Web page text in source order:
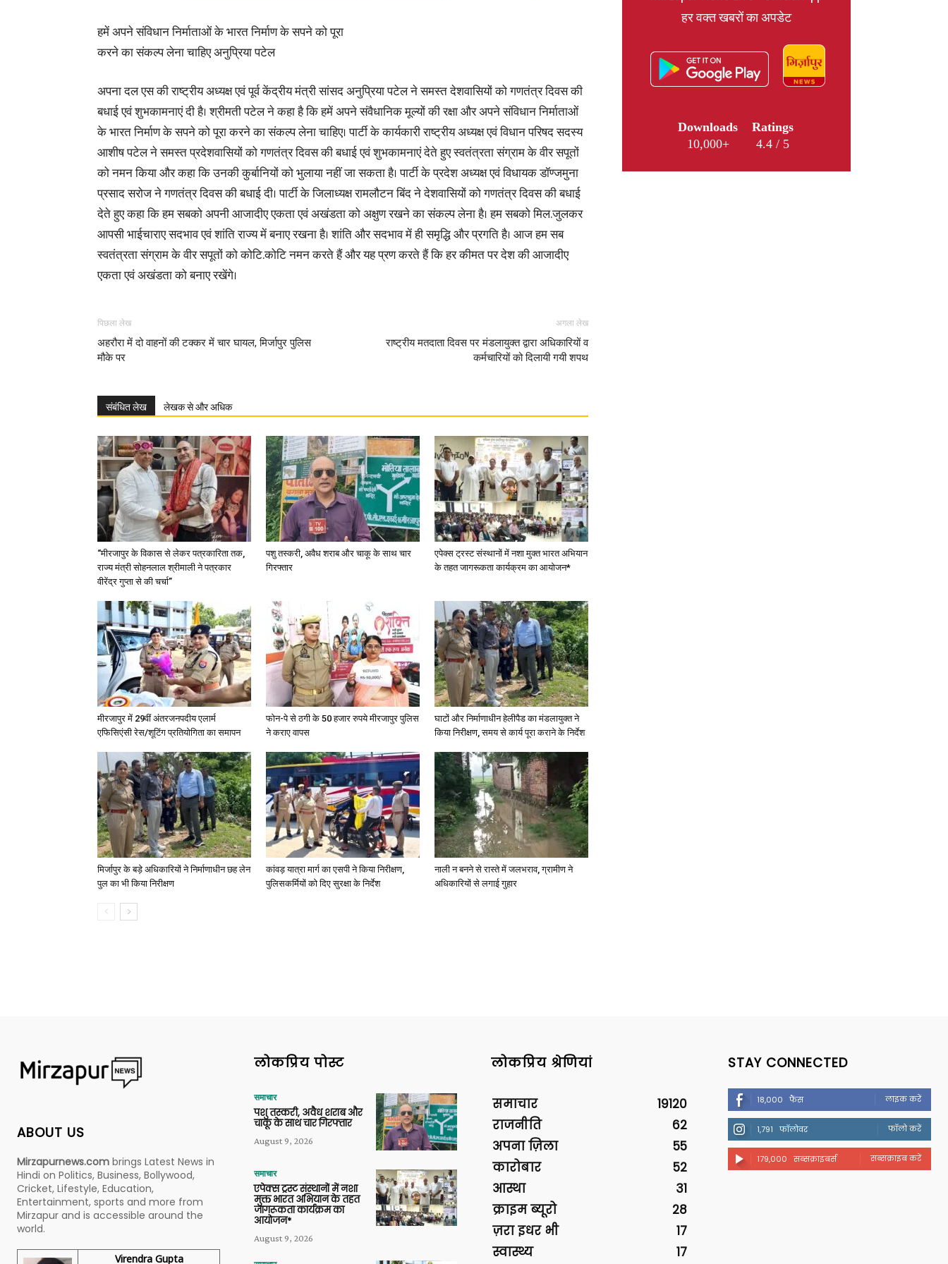
Latest
News
in
Hindi,
Today
Hindi
News
Paper
हमें अपने संविधान निर्माताओं के भारत निर्माण के सपने को पूरा
करने का संकल्प लेना चाहिए अनुप्रिया पटेल
अपना दल एस की राष्ट्रीय अध्यक्ष एवं पूर्व केंद्रीय मंत्री सांसद अनुप्रिया पटेल ने समस्त देशवासियों को गणतंत्र दिवस की
बधाई एवं शुभकामनाएं दी है। श्रीमती पटेल ने कहा है कि हमें अपने संवैधानिक मूल्यों की रक्षा और अपने संविधान निर्माताओं
के भारत निर्माण के सपने को पूरा करने का संकल्प लेना चाहिए। पार्टी के कार्यकारी राष्ट्रीय अध्यक्ष एवं विधान परिषद सदस्य
आशीष पटेल ने समस्त प्रदेशवासियों को गणतंत्र दिवस की बधाई एवं शुभकामनाएं देते हुए स्वतंत्रता संग्राम के वीर सपूतों
को नमन किया और कहा कि उनकी कुर्बानियों को भुलाया नहीं जा सकता है। पार्टी के प्रदेश अध्यक्ष एवं विधायक डॉण्जमुना
प्रसाद सरोज ने गणतंत्र दिवस की बधाई दी। पार्टी के जिलाध्यक्ष रामलौटन बिंद ने देशवासियों को गणतंत्र दिवस की बधाई
देते हुए कहा कि हम सबको अपनी आजादीए एकता एवं अखंडता को अक्षुण रखने का संकल्प लेना है। हम सबको मिल.जुलकर
आपसी भाईचाराए सदभाव एवं शांति राज्य में बनाए रखना है। शांति और सदभाव में ही समृद्धि और प्रगति है। आज हम सब
स्वतंत्रता संग्राम के वीर सपूतों को कोटि.कोटि नमन करते हैं और यह प्रण करते हैं कि हर कीमत पर देश की आजादीए
एकता एवं अखंडता को बनाए रखेंगे।
पिछला लेख
अहरौरा में दो वाहनों की टक्कर में चार घायल, मिर्जापुर पुलिस
मौके पर
अगला लेख
राष्ट्रीय मतदाता दिवस पर मंडलायुक्त द्वारा अधिकारियों व
कर्मचारियों को दिलायी गयी शपथ
संबंधित लेख लेखक से और अधिक
“मीरजापुर के विकास से लेकर पत्रकारिता तक,
राज्य मंत्री सोहनलाल श्रीमाली ने पत्रकार
वीरेंद्र गुप्ता से की चर्चा”
पशु तस्करी, अवैध शराब और चाकू के साथ चार
गिरफ्तार
एपेक्स ट्रस्ट संस्थानों में नशा मुक्त भारत अभियान
के तहत जागरूकता कार्यक्रम का आयोजन*
मीरजापुर में 29वीं अंतरजनपदीय एलार्म
एफिसिएंसी रेस/शूटिंग प्रतियोगिता का समापन
फोन-पे से ठगी के 50 हजार रुपये मीरजापुर पुलिस
ने कराए वापस
घाटों और निर्माणाधीन हेलीपैड का मंडलायुक्त ने
किया निरीक्षण, समय से कार्य पूरा कराने के निर्देश
मिर्जापुर के बड़े अधिकारियों ने निर्माणाधीन छह लेन
पुल का भी किया निरीक्षण
कांवड़ यात्रा मार्ग का एसपी ने किया निरीक्षण,
पुलिसकर्मियों को दिए सुरक्षा के निर्देश
नाली न बनने से रास्ते में जलभराव, ग्रामीण ने
अधिकारियों से लगाई गुहार
हर वक्त खबरों का अपडेट
Downloads
10,000+
Ratings
4.4 / 5
ABOUT US
Mirzapurnews.com brings Latest News in
Hindi on Politics, Business, Bollywood,
Cricket, Lifestyle, Education,
Entertainment, sports and more from
Mirzapur and is accessible around the
world.
Virendra Gupta
लोकप्रिय पोस्ट
समाचार
पशु तस्करी, अवैध शराब और
चाकू के साथ चार गिरफ्तार
August 9, 2026
समाचार
एपेक्स ट्रस्ट संस्थानों में नशा
मुक्त भारत अभियान के तहत
जागरूकता कार्यक्रम का
आयोजन*
August 9, 2026
लोकप्रिय श्रेणियां
समाचार
19120
राजनीति
62
अपना ज़िला
55
कारोबार
52
आस्था
31
क्राइम ब्यूरो
28
ज़रा इधर भी
17
स्वास्थ्य
17
STAY CONNECTED
18,000 फैंस लाइक करें
1,791 फॉलोवर फॉलो करें
179,000 सब्सक्राइबर्स सब्सक्राइब करें